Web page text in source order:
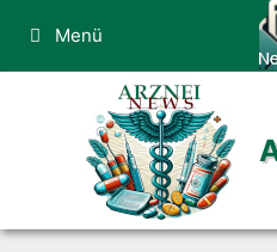
Inhalt
springen
Menü